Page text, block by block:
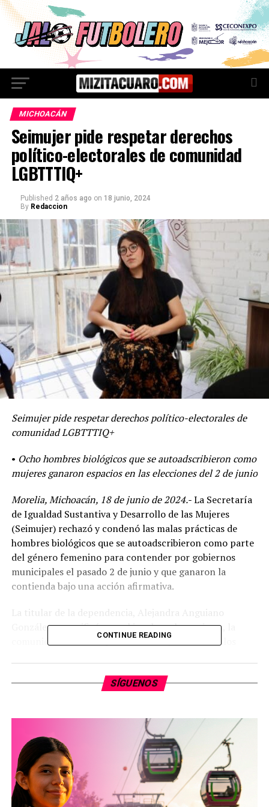
MICHOACÁN
Seimujer pide respetar derechos
político-electorales de comunidad
LGBTTTIQ+
Published 2 años ago on 18 junio, 2024
By Redaccion
Seimujer pide respetar derechos político-electorales de
comunidad LGBTTTIQ+
• Ocho hombres biológicos que se autoadscribieron como
mujeres ganaron espacios en las elecciones del 2 de junio
Morelia, Michoacán, 18 de junio de 2024.-La Secretaría
de Igualdad Sustantiva y Desarrollo de las Mujeres
(Seimujer) rechazó y condenó las malas prácticas de
hombres biológicos que se autoadscribieron como parte
del género femenino para contender por gobiernos
municipales el pasado 2 de junio y que ganaron la
contienda bajo una acción afirmativa.
La titular de la dependencia, Alejandra Anguiano
González, especificó que, al igual que las mujeres, la
comunidad LGBTTTIQ+ ha luchado por estar en los
pueden usurpar cargos que por ley le corresponden a la
Los partidos políticos y los órganos jurisdiccionales,
dijo, permitieron la adscripción de hombres que no
forman parte de grupos vulnerabilizados por el estado,
incluyendo a los órganos electorales y jurisdiccionales
que privilegiaron el supuesto derecho humano a la
intimidad y no el de acreditar su adscripción de género.
CONTINUE READING
SÍGUENOS